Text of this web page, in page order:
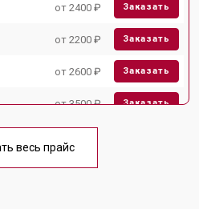
от 2400 ₽ Заказать
от 2200 ₽ Заказать
от 2600 ₽ Заказать
от 3500 ₽ Заказать
от 3100 ₽
весь прайс